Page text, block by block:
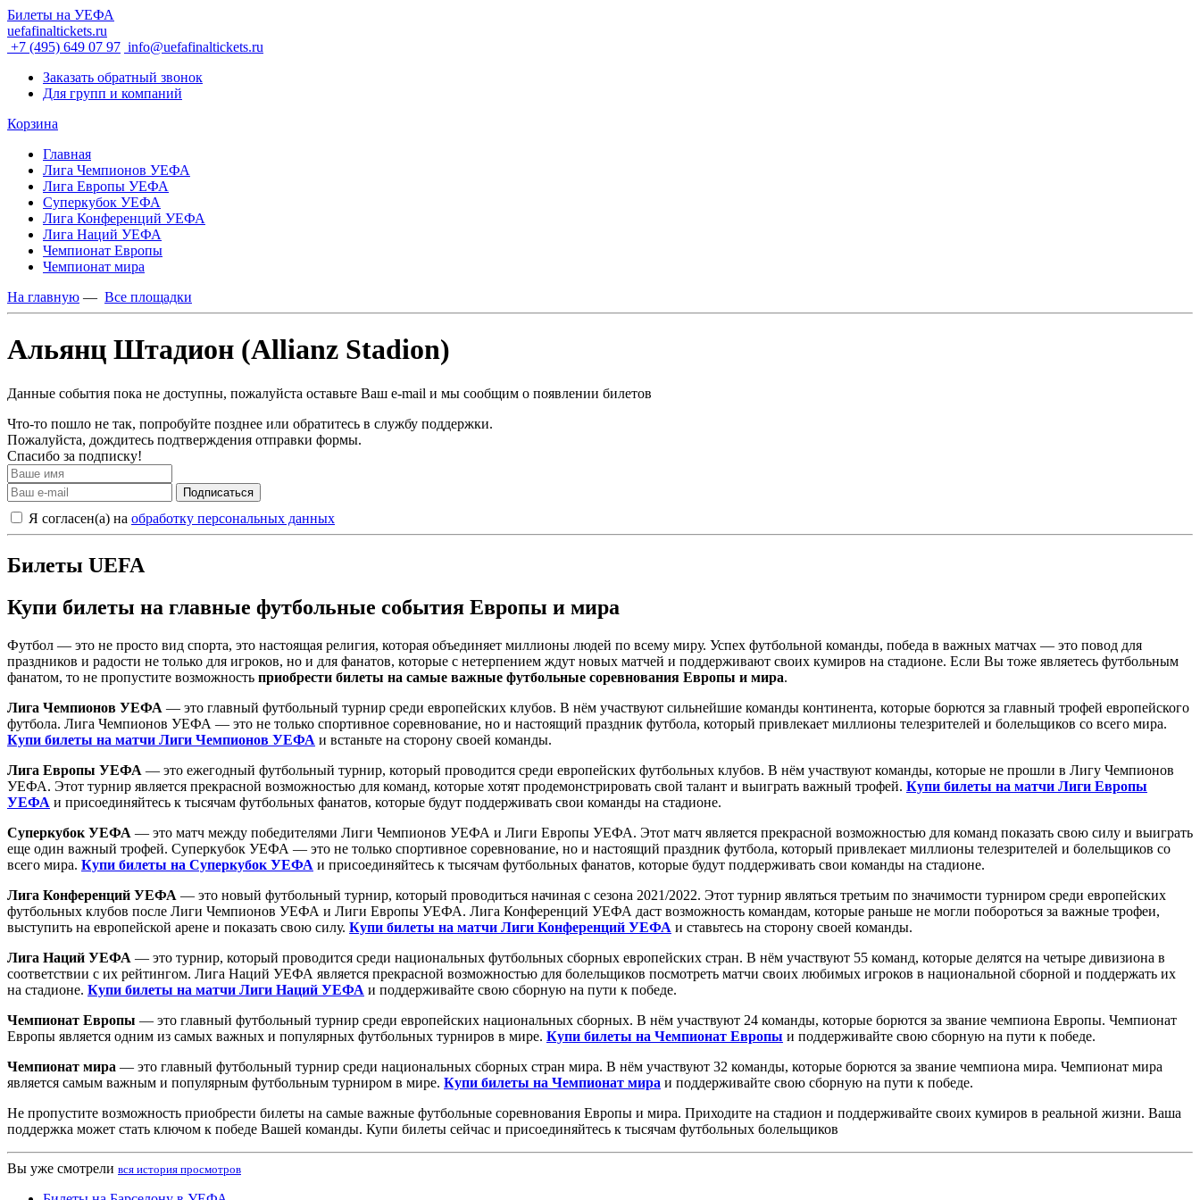
Билеты на УЕФА
uefafinaltickets.ru
+7 (495) 649 07 97 info@uefafinaltickets.ru
Заказать обратный звонок
Для групп и компаний
Корзина
Главная
Лига Чемпионов УЕФА
Лига Европы УЕФА
Суперкубок УЕФА
Лига Конференций УЕФА
Лига Наций УЕФА
Чемпионат Европы
Чемпионат мира
На главную — Все площадки
Альянц Штадион (Allianz Stadion)
Данные события пока не доступны, пожалуйста оставьте Ваш e-mail и мы сообщим о появлении билетов
Что-то пошло не так, попробуйте позднее или обратитесь в службу поддержки.
Пожалуйста, дождитесь подтверждения отправки формы.
Спасибо за подписку!
Подписаться
Я согласен(а) на обработку персональных данных
Билеты UEFA
Купи билеты на главные футбольные события Европы и мира
Футбол — это не просто вид спорта, это настоящая религия, которая объединяет миллионы людей по всему миру. Успех футбольной команды, победа в важных матчах — это повод для
праздников и радости не только для игроков, но и для фанатов, которые с нетерпением ждут новых матчей и поддерживают своих кумиров на стадионе. Если Вы тоже являетесь футбольным
фанатом, то не пропустите возможность приобрести билеты на самые важные футбольные соревнования Европы и мира.
Лига Чемпионов УЕФА — это главный футбольный турнир среди европейских клубов. В нём участвуют сильнейшие команды континента, которые борются за главный трофей европейского
футбола. Лига Чемпионов УЕФА — это не только спортивное соревнование, но и настоящий праздник футбола, который привлекает миллионы телезрителей и болельщиков со всего мира.
Купи билеты на матчи Лиги Чемпионов УЕФА и встаньте на сторону своей команды.
Лига Европы УЕФА — это ежегодный футбольный турнир, который проводится среди европейских футбольных клубов. В нём участвуют команды, которые не прошли в Лигу Чемпионов
УЕФА. Этот турнир является прекрасной возможностью для команд, которые хотят продемонстрировать свой талант и выиграть важный трофей. Купи билеты на матчи Лиги Европы
УЕФА и присоединяйтесь к тысячам футбольных фанатов, которые будут поддерживать свои команды на стадионе.
Суперкубок УЕФА — это матч между победителями Лиги Чемпионов УЕФА и Лиги Европы УЕФА. Этот матч является прекрасной возможностью для команд показать свою силу и выиграть
еще один важный трофей. Суперкубок УЕФА — это не только спортивное соревнование, но и настоящий праздник футбола, который привлекает миллионы телезрителей и болельщиков со
всего мира. Купи билеты на Суперкубок УЕФА и присоединяйтесь к тысячам футбольных фанатов, которые будут поддерживать свои команды на стадионе.
Лига Конференций УЕФА — это новый футбольный турнир, который проводиться начиная с сезона 2021/2022. Этот турнир являться третьим по значимости турниром среди европейских
футбольных клубов после Лиги Чемпионов УЕФА и Лиги Европы УЕФА. Лига Конференций УЕФА даст возможность командам, которые раньше не могли побороться за важные трофеи,
выступить на европейской арене и показать свою силу. Купи билеты на матчи Лиги Конференций УЕФА и ставьтесь на сторону своей команды.
Лига Наций УЕФА — это турнир, который проводится среди национальных футбольных сборных европейских стран. В нём участвуют 55 команд, которые делятся на четыре дивизиона в
соответствии с их рейтингом. Лига Наций УЕФА является прекрасной возможностью для болельщиков посмотреть матчи своих любимых игроков в национальной сборной и поддержать их
на стадионе. Купи билеты на матчи Лиги Наций УЕФА и поддерживайте свою сборную на пути к победе.
Чемпионат Европы — это главный футбольный турнир среди европейских национальных сборных. В нём участвуют 24 команды, которые борются за звание чемпиона Европы. Чемпионат
Европы является одним из самых важных и популярных футбольных турниров в мире. Купи билеты на Чемпионат Европы и поддерживайте свою сборную на пути к победе.
Чемпионат мира — это главный футбольный турнир среди национальных сборных стран мира. В нём участвуют 32 команды, которые борются за звание чемпиона мира. Чемпионат мира
является самым важным и популярным футбольным турниром в мире. Купи билеты на Чемпионат мира и поддерживайте свою сборную на пути к победе.
Не пропустите возможность приобрести билеты на самые важные футбольные соревнования Европы и мира. Приходите на стадион и поддерживайте своих кумиров в реальной жизни. Ваша
поддержка может стать ключом к победе Вашей команды. Купи билеты сейчас и присоединяйтесь к тысячам футбольных болельщиков
Вы уже смотрели вся история просмотров